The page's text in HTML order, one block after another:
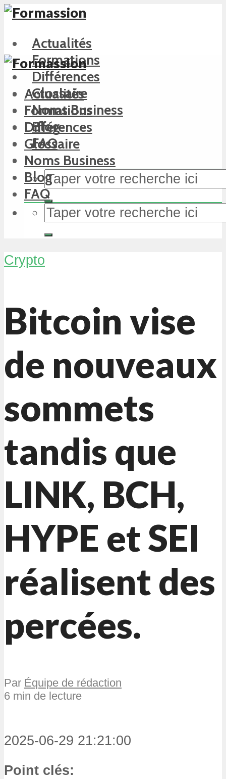
Actualités
Formations
Différences
Glossaire
Noms Business
Blog
FAQ
Actualités
Formations
Différences
Glossaire
Noms Business
Blog
FAQ
Crypto
Bitcoin vise
de nouveaux
sommets
tandis que
LINK, BCH,
HYPE et SEI
réalisent des
percées.
Par Équipe de rédaction
6 min de lecture
2025-06-29 21:21:00
Point clés: